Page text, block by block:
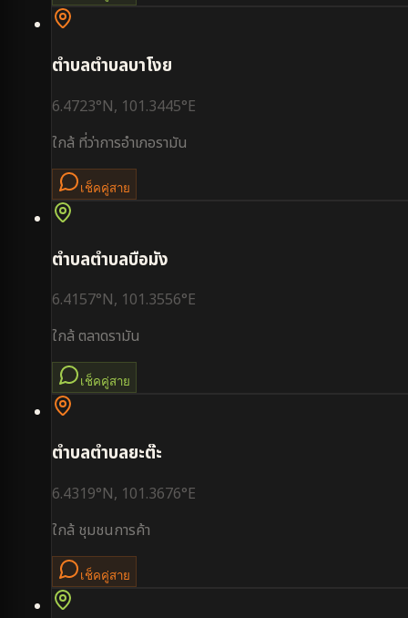
ตำบลตำบลบาโงย
6.4723°N, 101.3445°E
ใกล้ ที่ว่าการอำเภอรามัน
เช็คคู่สาย
ตำบลตำบลบือมัง
6.4157°N, 101.3556°E
ใกล้ตลาดรามัน
เช็คคู่สาย
ตำบลตำบลยะต๊ะ
6.4319°N, 101.3676°E
ใกล้ ชุมชนการค้า
เช็คคู่สาย